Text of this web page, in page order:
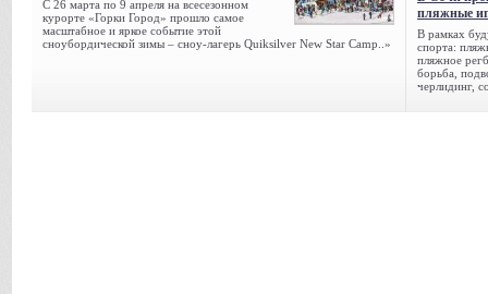
С 26 марта по 9 апреля на всесезонном
курорте «Горки Город» прошло самое
масштабное и яркое событие этой
сноубордической зимы – сноу-лагерь Quiksilver New Star Camp..»
пляжные
В рамках
спорта:
пляжное
борьба,
черлидинг,